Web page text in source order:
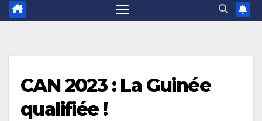
CAN 2023 : La Guinée
qualifiée !